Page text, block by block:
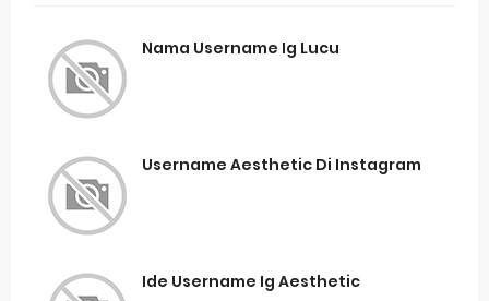
Nama Username Ig Lucu
Username Aesthetic Di Instagram
Ide Username Ig Aesthetic